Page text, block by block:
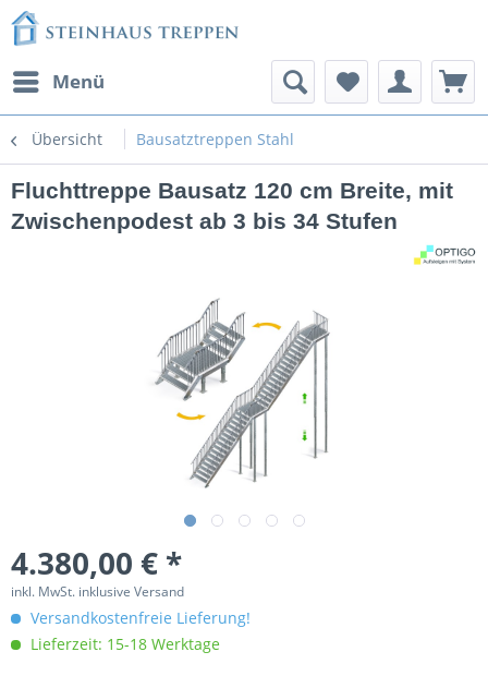
Menü
Übersicht Bausatztreppen Stahl
Fluchttreppe Bausatz 120 cm Breite, mit
Zwischenpodest ab 3 bis 34 Stufen
4.380,00 € *
inkl. MwSt. inklusive Versand
Versandkostenfreie Lieferung!
Lieferzeit: 15-18 Werktage